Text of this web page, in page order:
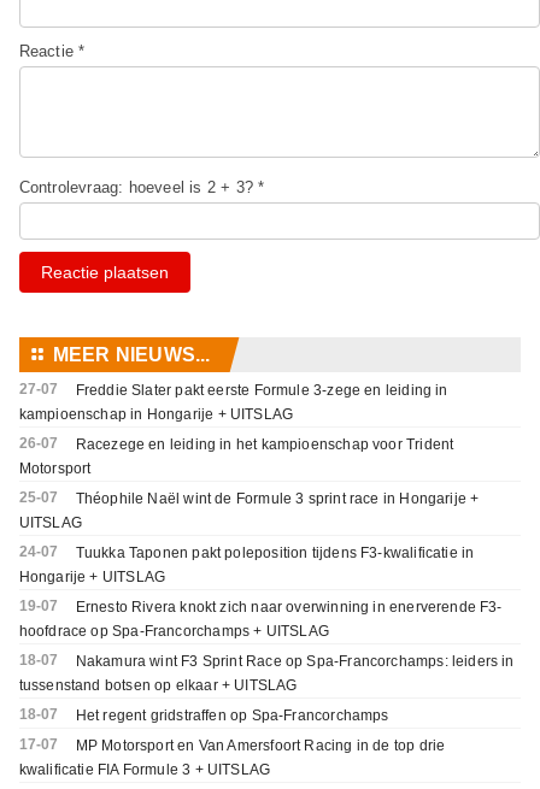
Reactie *
Controlevraag: hoeveel is 2 + 3? *
Reactie plaatsen
⚏ MEER NIEUWS...
27-07
Freddie Slater pakt eerste Formule 3-zege en leiding in
kampioenschap in Hongarije + UITSLAG
26-07
Racezege en leiding in het kampioenschap voor Trident
Motorsport
25-07
Théophile Naël wint de Formule 3 sprint race in Hongarije +
UITSLAG
24-07
Tuukka Taponen pakt poleposition tijdens F3-kwalificatie in
Hongarije + UITSLAG
19-07
Ernesto Rivera knokt zich naar overwinning in enerverende F3-
hoofdrace op Spa-Francorchamps + UITSLAG
18-07
Nakamura wint F3 Sprint Race op Spa-Francorchamps: leiders in
tussenstand botsen op elkaar + UITSLAG
18-07
Het regent gridstraffen op Spa-Francorchamps
17-07
MP Motorsport en Van Amersfoort Racing in de top drie
kwalificatie FIA Formule 3 + UITSLAG